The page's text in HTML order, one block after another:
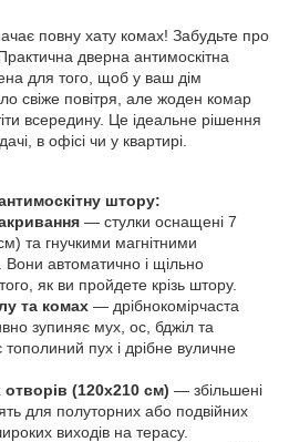
повну хату комах! Забудьте про
дверна антимоскітна
для того, щоб у ваш дім
свіже повітря, але жоден комар
всередину. Це ідеальне рішення
в офісі чи у квартирі.
штору:
— стулки оснащені 7
та гнучкими магнітними
Вони автоматично і щільно
як ви пройдете крізь штору.
та комах — дрібнокомірчаста
зупиняє мух, ос, бджіл та
пух і дрібне вуличне
(120х210 см) — збільшені
для полуторних або подвійних
виходів на терасу.